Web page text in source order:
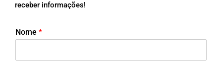
receber informações!
Nome *